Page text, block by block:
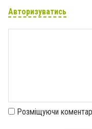
Авторизуватись
Розміщуючи